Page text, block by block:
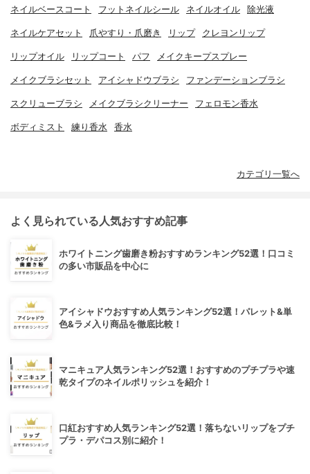
ネイルベースコート フットネイルシール ネイルオイル 除光液
ネイルケアセット 爪やすり・爪磨き リップ クレヨンリップ
リップオイル リップコート パフ メイクキープスプレー
メイクブラシセット アイシャドウブラシ ファンデーションブラシ
スクリューブラシ メイクブラシクリーナー フェロモン香水
ボディミスト 練り香水 香水
カテゴリ一覧へ
よく見られている人気おすすめ記事
ホワイトニング歯磨き粉おすすめランキング52選！口コミ
の多い市販品を中心に
アイシャドウおすすめ人気ランキング52選！パレット&単
色&ラメ入り商品を徹底比較！
マニキュア人気ランキング52選！おすすめのプチプラや速
乾タイプのネイルポリッシュを紹介！
口紅おすすめ人気ランキング52選！落ちないリップをプチ
プラ・デパコス別に紹介！